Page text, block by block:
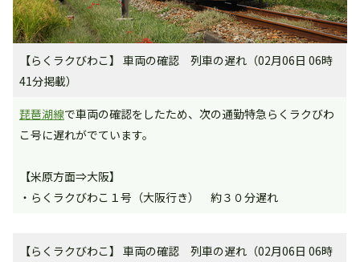
【らくラクびわこ】 車両の確認 列車の遅れ（02月06日 06時
41分掲載）
琵琶湖線で車両の確認をしたため、次の通勤特急らくラクびわ
こ号に遅れがでています。
【米原方面⇒大阪】
・らくラクびわこ１号（大阪行き） 約３０分遅れ
【らくラクびわこ】 車両の確認 列車の遅れ（02月06日 06時